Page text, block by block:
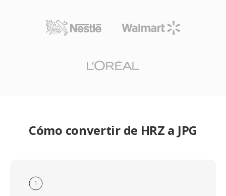
Cómo convertir de HRZ a JPG
1